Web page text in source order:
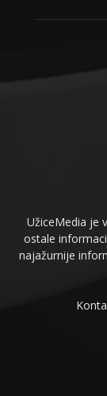
UžiceMedia je
ostale
najažurnije